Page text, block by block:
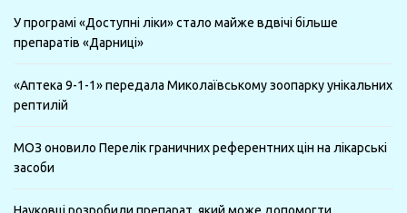
У програмі «Доступні ліки» стало майже вдвічі більше
препаратів «Дарниці»
«Аптека 9-1-1» передала Миколаївському зоопарку унікальних
рептилій
МОЗ оновило Перелік граничних референтних цін на лікарські
засоби